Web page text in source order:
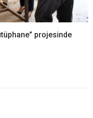
projesinde